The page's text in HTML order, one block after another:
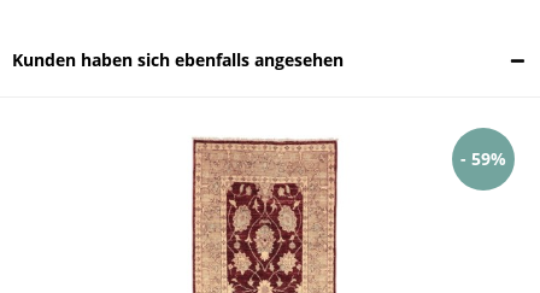
Kunden haben sich ebenfalls angesehen
- 59%